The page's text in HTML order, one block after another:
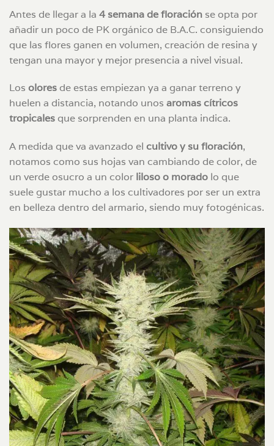
Antes de llegar a la 4 semana de floración se opta por
añadir un poco de PK orgánico de B.A.C. consiguiendo
que las flores ganen en volumen, creación de resina y
tengan una mayor y mejor presencia a nivel visual.
Los oloresde estas empiezan ya a ganar terreno y
huelen a distancia, notando unos aromas cítricos
tropicalesque sorprenden en una planta indica.
A medida que va avanzado el cultivo y su floración,
notamos como sus hojas van cambiando de color, de
un verde osucro a un color liloso o morado lo que
suele gustar mucho a los cultivadores por ser un extra
en belleza dentro del armario, siendo muy fotogénicas.